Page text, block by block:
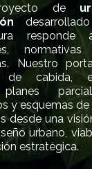
de
responde
Nuestro
de cabida,
y esquemas de
desde una
urbano,
estratégica.